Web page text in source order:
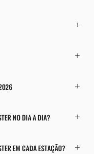
NO DIA A DIA?
EM CADA ESTAÇÃO?